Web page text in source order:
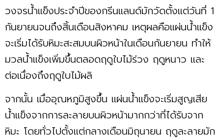
วงจรน้ำแข็งประจำปีของกรีนแลนด์มักวัดตั้งแต่วันที่ 1
กันยายนจนถึงสิ้นเดือนสิงหาคม เหตุผลคือแผ่นน้ำแข็ง
จะเริ่มได้รับหิมะสะสมบนผิวหน้าในเดือนกันยายน ทำให้
มวลน้ำแข็งเพิ่มขึ้นตลอดฤดูใบไม้ร่วง ฤดูหนาว และ
ต่อเนื่องถึงฤดูใบไม้ผลิ
จากนั้น เมื่ออุณหภูมิสูงขึ้น แผ่นน้ำแข็งจะเริ่มสูญเสีย
น้ำแข็งจากการละลายบนผิวหน้ามากกว่าที่ได้รับจาก
หิมะ โดยทั่วไปตั้งแต่กลางเดือนมิถุนายน ฤดูละลายมัก